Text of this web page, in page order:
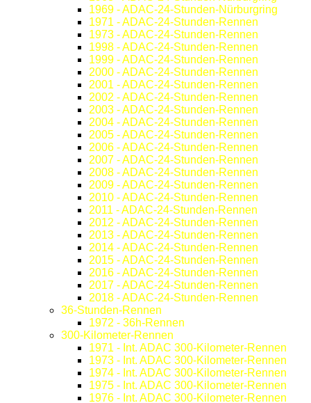
1969 - ADAC-24-Stunden-Nürburgring
1971 - ADAC-24-Stunden-Rennen
1973 - ADAC-24-Stunden-Rennen
1998 - ADAC-24-Stunden-Rennen
1999 - ADAC-24-Stunden-Rennen
2000 - ADAC-24-Stunden-Rennen
2001 - ADAC-24-Stunden-Rennen
2002 - ADAC-24-Stunden-Rennen
2003 - ADAC-24-Stunden-Rennen
2004 - ADAC-24-Stunden-Rennen
2005 - ADAC-24-Stunden-Rennen
2006 - ADAC-24-Stunden-Rennen
2007 - ADAC-24-Stunden-Rennen
2008 - ADAC-24-Stunden-Rennen
2009 - ADAC-24-Stunden-Rennen
2010 - ADAC-24-Stunden-Rennen
2011 - ADAC-24-Stunden-Rennen
2012 - ADAC-24-Stunden-Rennen
2013 - ADAC-24-Stunden-Rennen
2014 - ADAC-24-Stunden-Rennen
2015 - ADAC-24-Stunden-Rennen
2016 - ADAC-24-Stunden-Rennen
2017 - ADAC-24-Stunden-Rennen
2018 - ADAC-24-Stunden-Rennen
36-Stunden-Rennen
1972 - 36h-Rennen
300-Kilometer-Rennen
1971 - Int. ADAC 300-Kilometer-Rennen
1973 - Int. ADAC 300-Kilometer-Rennen
1974 - Int. ADAC 300-Kilometer-Rennen
1975 - Int. ADAC 300-Kilometer-Rennen
1976 - Int. ADAC 300-Kilometer-Rennen